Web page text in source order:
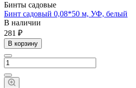
Бинты садовые
Бинт садовый 0,08*50 м, УФ, белый
В наличии
281 ₽
В корзину